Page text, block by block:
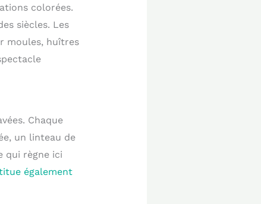
colorées.
siècles. Les
moules, huîtres
Chaque
un linteau de
qui règne ici
également